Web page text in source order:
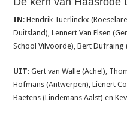
IN: Hendrik Tuerlinckx
Duitsland), Lennert Van Elsen
School Vilvoorde), Bert Dufraing
UIT: Gert van Walle (Achel),
Hofmans (Antwerpen), Lienert
Baetens (Lindemans Aalst) en